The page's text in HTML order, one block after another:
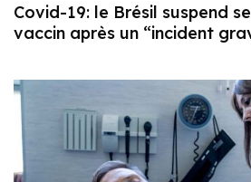
Covid-19: le Brésil suspend
vaccin après un “incident